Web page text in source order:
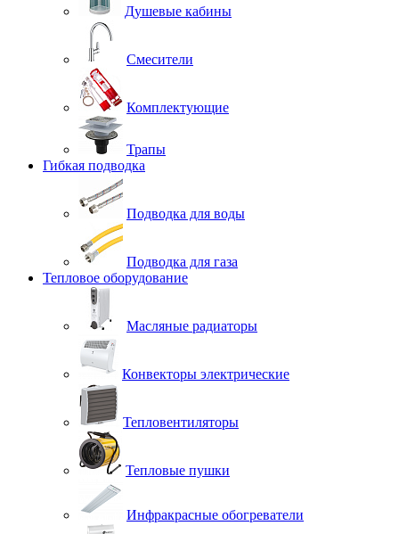
Душевые кабины
Смесители
Комплектующие
Трапы
Гибкая подводка
Подводка для воды
Подводка для газа
Тепловое оборудование
Масляные радиаторы
Конвекторы электрические
Тепловентиляторы
Тепловые пушки
Инфракрасные обогреватели